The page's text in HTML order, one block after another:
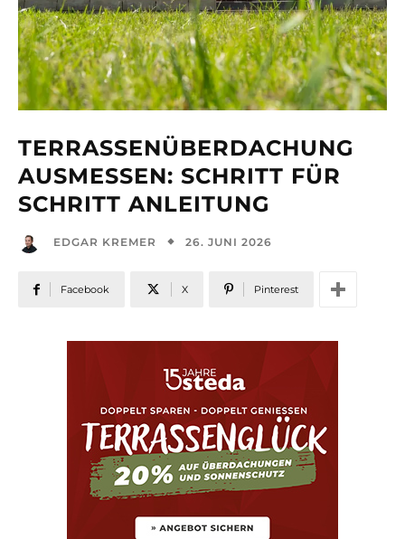
TERRASSENÜBERDACHUNG
AUSMESSEN: SCHRITT FÜR
SCHRITT ANLEITUNG
EDGAR KREMER 26. JUNI 2026
Facebook X Pinterest